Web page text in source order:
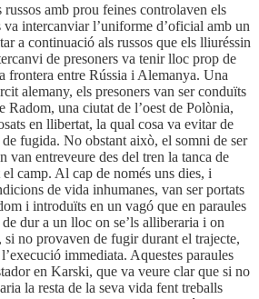
amb prou feines controlaven els
va intercanviar l’uniforme d’oficial amb un
a continuació als russos que els lliuréssin
de presoners va tenir lloc prop de
frontera entre Rússia i Alemanya. Una
alemany, els presoners van ser conduïts
Radom, una ciutat de l’oest de Polònia,
en llibertat, la qual cosa va evitar de
fugida. No obstant això, el somni de ser
van entreveure des del tren la tanca de
camp. Al cap de només uns dies, i
de vida inhumanes, van ser portats
i introduïts en un vagó que en paraules
dur a un lloc on se’ls alliberaria i on
si no provaven de fugir durant el trajecte,
immediata. Aquestes paraules
en Karski, que va veure clar que si no
la resta de la seva vida fent treballs